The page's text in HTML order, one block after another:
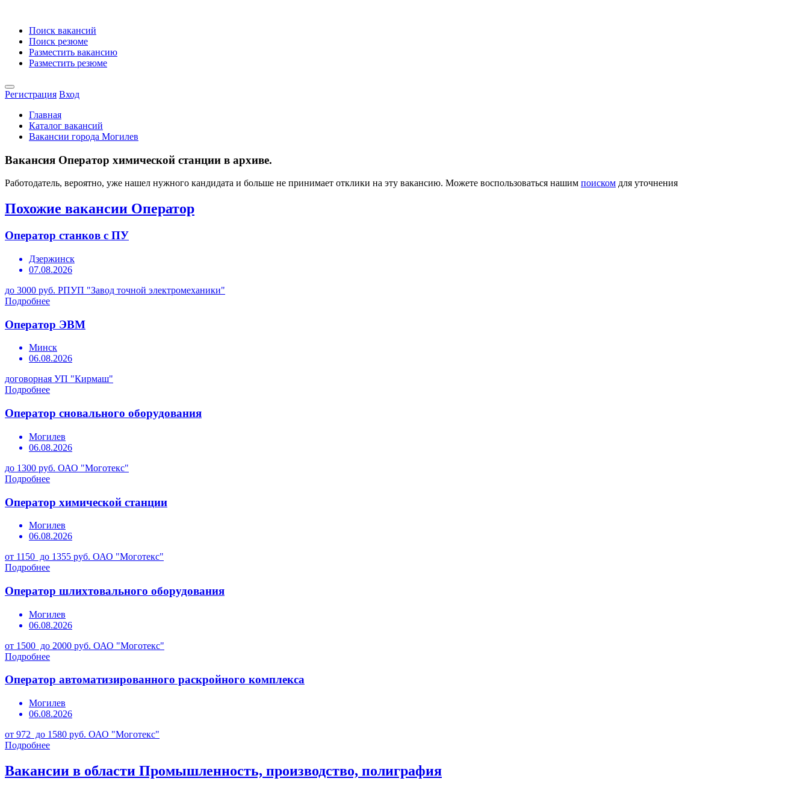
Поиск вакансий
Поиск резюме
Разместить вакансию
Разместить резюме
Регистрация Вход
Главная
Каталог вакансий
Вакансии города Могилев
Вакансия Оператор химической станции в архиве.
Работодатель, вероятно, уже нашел нужного кандидата и больше не принимает отклики на эту вакансию. Можете воспользоваться нашим поиском для уточнения
Похожие вакансии Оператор
Оператор станков с ПУ
Дзержинск
07.08.2026
до 3000 руб. РПУП "Завод точной электромеханики"
Подробнее
Оператор ЭВМ
Минск
06.08.2026
договорная УП "Кирмаш"
Подробнее
Оператор сновального оборудования
Могилев
06.08.2026
до 1300 руб. ОАО "Моготекс"
Подробнее
Оператор химической станции
Могилев
06.08.2026
от 1150 до 1355 руб. ОАО "Моготекс"
Подробнее
Оператор шлихтовального оборудования
Могилев
06.08.2026
от 1500 до 2000 руб. ОАО "Моготекс"
Подробнее
Оператор автоматизированного раскройного комплекса
Могилев
06.08.2026
от 972 до 1580 руб. ОАО "Моготекс"
Подробнее
Вакансии в области Промышленность, производство, полиграфия